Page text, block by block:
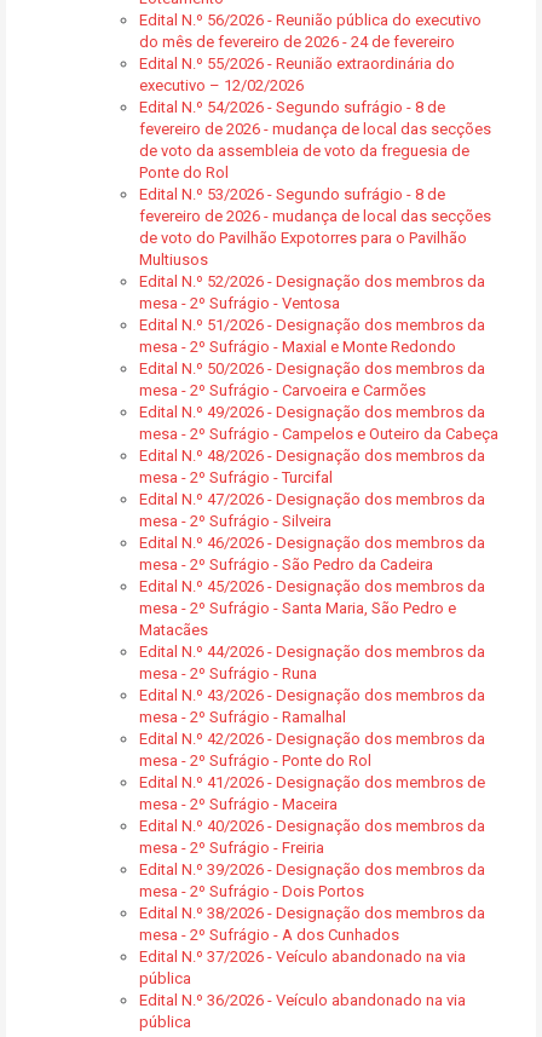
Edital N.º 56/2026 - Reunião pública do executivo
do mês de fevereiro de 2026 - 24 de fevereiro
Edital N.º 55/2026 - Reunião extraordinária do
executivo – 12/02/2026
Edital N.º 54/2026 - Segundo sufrágio - 8 de
fevereiro de 2026 - mudança de local das secções
de voto da assembleia de voto da freguesia de
Ponte do Rol
Edital N.º 53/2026 - Segundo sufrágio - 8 de
fevereiro de 2026 - mudança de local das secções
de voto do Pavilhão Expotorres para o Pavilhão
Multiusos
Edital N.º 52/2026 - Designação dos membros da
mesa - 2º Sufrágio - Ventosa
Edital N.º 51/2026 - Designação dos membros da
mesa - 2º Sufrágio - Maxial e Monte Redondo
Edital N.º 50/2026 - Designação dos membros da
mesa - 2º Sufrágio - Carvoeira e Carmões
Edital N.º 49/2026 - Designação dos membros da
mesa - 2º Sufrágio - Campelos e Outeiro da Cabeça
Edital N.º 48/2026 - Designação dos membros da
mesa - 2º Sufrágio - Turcifal
Edital N.º 47/2026 - Designação dos membros da
mesa - 2º Sufrágio - Silveira
Edital N.º 46/2026 - Designação dos membros da
mesa - 2º Sufrágio - São Pedro da Cadeira
Edital N.º 45/2026 - Designação dos membros da
mesa - 2º Sufrágio - Santa Maria, São Pedro e
Matacães
Edital N.º 44/2026 - Designação dos membros da
mesa - 2º Sufrágio - Runa
Edital N.º 43/2026 - Designação dos membros da
mesa - 2º Sufrágio - Ramalhal
Edital N.º 42/2026 - Designação dos membros da
mesa - 2º Sufrágio - Ponte do Rol
Edital N.º 41/2026 - Designação dos membros de
mesa - 2º Sufrágio - Maceira
Edital N.º 40/2026 - Designação dos membros da
mesa - 2º Sufrágio - Freiria
Edital N.º 39/2026 - Designação dos membros da
mesa - 2º Sufrágio - Dois Portos
Edital N.º 38/2026 - Designação dos membros da
mesa - 2º Sufrágio - A dos Cunhados
Edital N.º 37/2026 - Veículo abandonado na via
pública
Edital N.º 36/2026 - Veículo abandonado na via
pública